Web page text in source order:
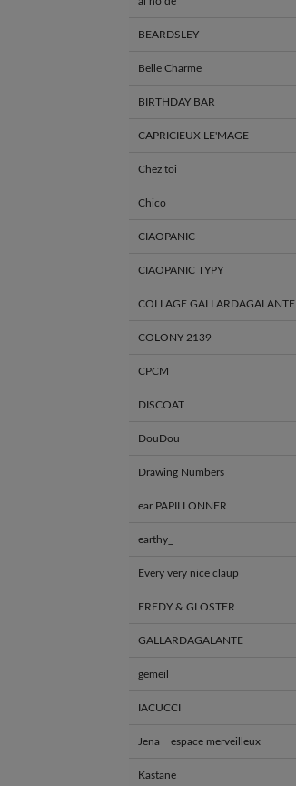
BEARDSLEY
Belle Charme
BIRTHDAY BAR
CAPRICIEUX LE'MAGE
Chez toi
Chico
CIAOPANIC
CIAOPANIC TYPY
COLLAGE GALLARDAGALANTE
COLONY 2139
CPCM
DISCOAT
DouDou
Drawing Numbers
ear PAPILLONNER
earthy_
Every very nice claup
FREDY & GLOSTER
GALLARDAGALANTE
gemeil
IACUCCI
Jena espace merveilleux
Kastane